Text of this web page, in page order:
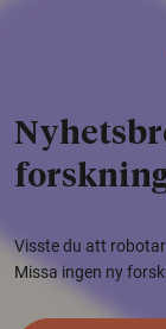
Visste du att
Missa ingen ny